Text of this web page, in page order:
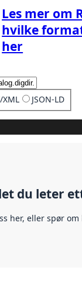
Les mer om
hvilke
her
XML JSON-LD
du leter
her, eller spør